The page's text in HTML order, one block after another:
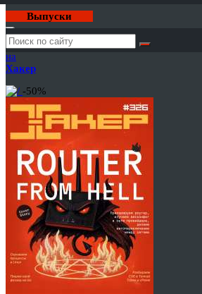
Выпуски
Годовая
подписка
на
Хакер
-50%